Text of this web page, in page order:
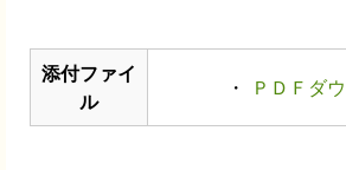
添付ファイ
ル
・ ＰＤＦダ